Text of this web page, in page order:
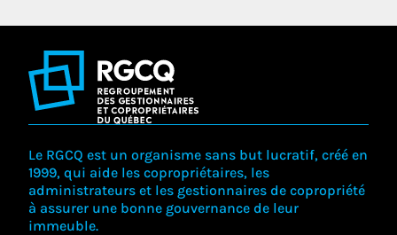
Le RGCQ est un organisme sans but lucratif, créé en
1999, qui aide les copropriétaires, les
administrateurs et les gestionnaires de copropriété
à assurer une bonne gouvernance de leur
immeuble.